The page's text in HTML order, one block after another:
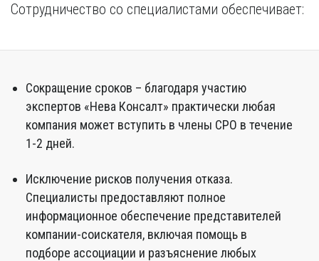
Сотрудничество со специалистами обеспечивает:
Сокращение сроков – благодаря участию
экспертов «Нева Консалт» практически любая
компания может вступить в члены СРО в течение
1-2 дней.
Исключение рисков получения отказа.
Специалисты предоставляют полное
информационное обеспечение представителей
компании-соискателя, включая помощь в
подборе ассоциации и разъяснение любых